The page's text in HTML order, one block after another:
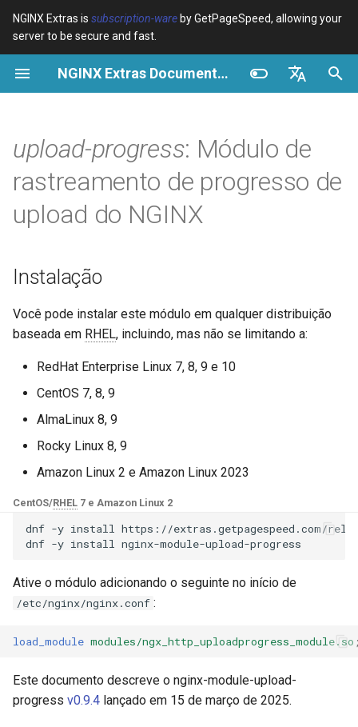
NGINX Extras is subscription-ware by GetPageSpeed, allowing your
server to be secure and fast.
NGINX Extras Documentation
Español
Português (Brasil)
Deutsch
I
n
l
z
a
n
Variables $bot_name
$bot_producer
$browser_version
$is_ai_crawler
$is_bot
$is_mobile
Examples
Troubleshooting
Related
Directives geoip2
geoip2_proxy
Examples
Troubleshooting
Related
Introdução
Mudanças Incompatíveis
Configuração
upload_progress
report_uploads
upload_progress_header
upload_progress_java_output
upload_progress_json_output
upload_progress_jsonp_output
Exemplo de Uso
acme
ada
auto-ssl
aws-auth
balancer
cache
consul-event
consul
cookie
counter
Cache
Desempenho
Segurança
RHEL/CentOS
NGINX-MOD - NGINX
aprimorado com HTTP/3,
HPACK e verificações de
Servidor Web Tengine -
Rocky Linux
Módulos NGINX para o Painel
RPM
Módulos NGINX do cPanel
EA4 - Transforme ea-nginx
em uma Potência de
Desempenho e Segurança
Suporte a NGINX HTTP/3
QUIC - Pacotes RPM para
Angie Web Server - Instalar
Linux e AlmaLinux
upload-progress: Módulo de
rastreamento de progresso de
upload do NGINX
Instalação
Você pode instalar este módulo em qualquer distribuição
baseada em RHEL, incluindo, mas não se limitando a:
RedHat Enterprise Linux 7, 8, 9 e 10
CentOS 7, 8, 9
AlmaLinux 8, 9
Rocky Linux 8, 9
Amazon Linux 2 e Amazon Linux 2023
CentOS/RHEL 7 e Amazon Linux 2
dnf -y install
https://extras.getpagespeed.com/
dnf -y install
Ative o módulo adicionando o seguinte no início de
/etc/nginx/nginx.conf :
load_module modules/ngx_http_uploadprogress_module.so
Este documento descreve o nginx-module-upload-
progress v0.9.4 lançado em 15 de março de 2025.